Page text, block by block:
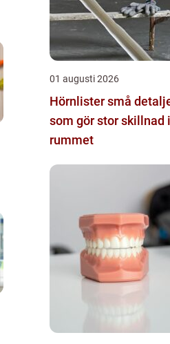
01 augusti 2026
Hörnlister små detaljer
som gör stor skillnad i
rummet